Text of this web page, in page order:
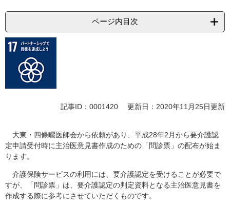
ページ内目次
記事ID：0001420 更新日：2020年11月25日更新
大東・四條畷医師会から依頼があり、平成28年2月から要介護認
定申請受付時に主治医意見書作成のための「問診票」の配布が始ま
ります。
介護保険サービスの利用には、要介護認定を受けることが必要で
すが、「問診票」は、要介護認定の判定資料となる主治医意見書を
作成する際に参考にさせていただくものです。